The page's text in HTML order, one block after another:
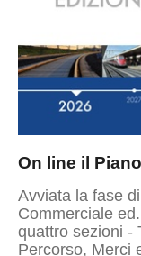
On line il
Avviata la fase
Commerciale
quattro sezioni -
Percorso, Merci